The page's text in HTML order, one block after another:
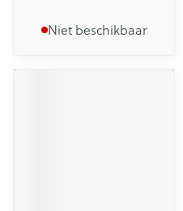
Niet beschikbaar